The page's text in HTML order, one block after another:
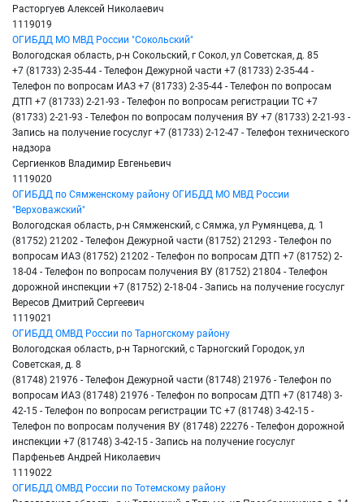
Расторгуев Алексей Николаевич
1119019
ОГИБДД МО МВД России "Сокольский"
Вологодская область, р-н Сокольский, г Сокол, ул Советская, д. 85
+7 (81733) 2-35-44 - Телефон Дежурной части +7 (81733) 2-35-44 -
Телефон по вопросам ИАЗ +7 (81733) 2-35-44 - Телефон по вопросам
ДТП +7 (81733) 2-21-93 - Телефон по вопросам регистрации ТС +7
(81733) 2-21-93 - Телефон по вопросам получения ВУ +7 (81733) 2-21-93 -
Запись на получение госуслуг +7 (81733) 2-12-47 - Телефон технического
надзора
Сергиенков Владимир Евгеньевич
1119020
ОГИБДД по Сямженскому району ОГИБДД МО МВД России
"Верховажский"
Вологодская область, р-н Сямженский, с Сямжа, ул Румянцева, д. 1
(81752) 21202 - Телефон Дежурной части (81752) 21293 - Телефон по
вопросам ИАЗ (81752) 21202 - Телефон по вопросам ДТП +7 (81752) 2-
18-04 - Телефон по вопросам получения ВУ (81752) 21804 - Телефон
дорожной инспекции +7 (81752) 2-18-04 - Запись на получение госуслуг
Вересов Дмитрий Сергеевич
1119021
ОГИБДД ОМВД России по Тарногскому району
Вологодская область, р-н Тарногский, с Тарногский Городок, ул
Советская, д. 8
(81748) 21976 - Телефон Дежурной части (81748) 21976 - Телефон по
вопросам ИАЗ (81748) 21976 - Телефон по вопросам ДТП +7 (81748) 3-
42-15 - Телефон по вопросам регистрации ТС +7 (81748) 3-42-15 -
Телефон по вопросам получения ВУ (81748) 22276 - Телефон дорожной
инспекции +7 (81748) 3-42-15 - Запись на получение госуслуг
Парфеньев Андрей Николаевич
1119022
ОГИБДД ОМВД России по Тотемскому району